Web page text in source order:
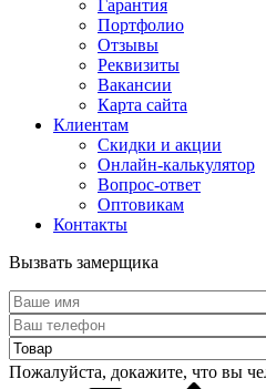
Гарантия
Портфолио
Отзывы
Реквизиты
Вакансии
Карта сайта
Клиентам
Скидки и акции
Онлайн-калькулятор
Вопрос-ответ
Оптовикам
Контакты
Вызвать замерщика
Пожалуйста, докажите, что вы